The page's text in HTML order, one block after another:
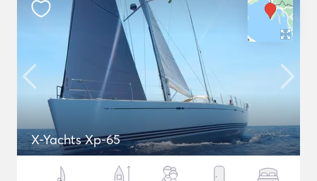
X-Yachts Xp-65